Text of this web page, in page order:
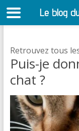
Retrouvez tous
Puis-je
chat ?
Le blog